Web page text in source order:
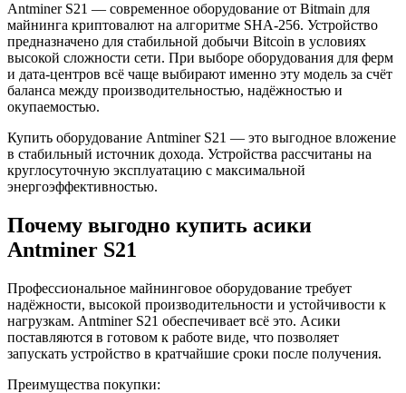
Antminer S21 — современное оборудование от Bitmain для
майнинга криптовалют на алгоритме SHA-256. Устройство
предназначено для стабильной добычи Bitcoin в условиях
высокой сложности сети. При выборе оборудования для ферм
и дата-центров всё чаще выбирают именно эту модель за счёт
баланса между производительностью, надёжностью и
окупаемостью.
Купить оборудование Antminer S21 — это выгодное вложение
в стабильный источник дохода. Устройства рассчитаны на
круглосуточную эксплуатацию с максимальной
энергоэффективностью.
Почему выгодно купить асики
Antminer S21
Профессиональное майнинговое оборудование требует
надёжности, высокой производительности и устойчивости к
нагрузкам. Antminer S21 обеспечивает всё это. Асики
поставляются в готовом к работе виде, что позволяет
запускать устройство в кратчайшие сроки после получения.
Преимущества покупки: